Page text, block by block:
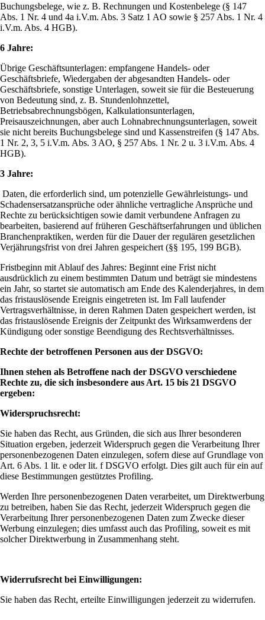
Buchungsbelege, wie z. B. Rechnungen und Kostenbelege (§ 147
Abs. 1 Nr. 4 und 4a i.V.m. Abs. 3 Satz 1 AO sowie § 257 Abs. 1 Nr. 4
i.V.m. Abs. 4 HGB).
6 Jahre:
Übrige Geschäftsunterlagen: empfangene Handels- oder
Geschäftsbriefe, Wiedergaben der abgesandten Handels- oder
Geschäftsbriefe, sonstige Unterlagen, soweit sie für die Besteuerung
von Bedeutung sind, z. B. Stundenlohnzettel,
Betriebsabrechnungsbögen, Kalkulationsunterlagen,
Preisauszeichnungen, aber auch Lohnabrechnungsunterlagen, soweit
sie nicht bereits Buchungsbelege sind und Kassenstreifen (§ 147 Abs.
1 Nr. 2, 3, 5 i.V.m. Abs. 3 AO, § 257 Abs. 1 Nr. 2 u. 3 i.V.m. Abs. 4
HGB).
3 Jahre:
Daten, die erforderlich sind, um potenzielle Gewährleistungs- und
Schadensersatzansprüche oder ähnliche vertragliche Ansprüche und
Rechte zu berücksichtigen sowie damit verbundene Anfragen zu
bearbeiten, basierend auf früheren Geschäftserfahrungen und üblichen
Branchenpraktiken, werden für die Dauer der regulären gesetzlichen
Verjährungsfrist von drei Jahren gespeichert (§§ 195, 199 BGB).
Fristbeginn mit Ablauf des Jahres: Beginnt eine Frist nicht
ausdrücklich zu einem bestimmten Datum und beträgt sie mindestens
ein Jahr, so startet sie automatisch am Ende des Kalenderjahres, in dem
das fristauslösende Ereignis eingetreten ist. Im Fall laufender
Vertragsverhältnisse, in deren Rahmen Daten gespeichert werden, ist
das fristauslösende Ereignis der Zeitpunkt des Wirksamwerdens der
Kündigung oder sonstige Beendigung des Rechtsverhältnisses.
Rechte der betroffenen Personen aus der DSGVO:
Ihnen stehen als Betroffene nach der DSGVO verschiedene
Rechte zu, die sich insbesondere aus Art. 15 bis 21 DSGVO
ergeben:
Widerspruchsrecht:
Sie haben das Recht, aus Gründen, die sich aus Ihrer besonderen
Situation ergeben, jederzeit Widerspruch gegen die Verarbeitung Ihrer
personenbezogenen Daten einzulegen, sofern diese auf Grundlage von
Art. 6 Abs. 1 lit. e oder lit. f DSGVO erfolgt. Dies gilt auch für ein auf
diese Bestimmungen gestütztes Profiling.
Werden Ihre personenbezogenen Daten verarbeitet, um Direktwerbung
zu betreiben, haben Sie das Recht, jederzeit Widerspruch gegen die
Verarbeitung Ihrer personenbezogenen Daten zum Zwecke dieser
Werbung einzulegen; dies umfasst auch das Profiling, soweit es mit
solcher Direktwerbung in Zusammenhang steht.
Widerrufsrecht bei Einwilligungen:
Sie haben das Recht, erteilte Einwilligungen jederzeit zu widerrufen.